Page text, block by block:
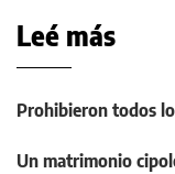
Leé más
Prohibieron todos
Un matrimonio